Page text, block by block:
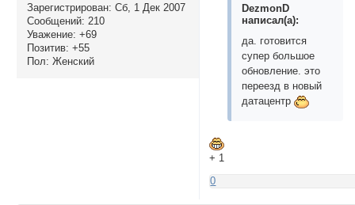
Зарегистрирован: Сб, 1 Дек 2007
Сообщений: 210
Уважение: +69
Позитив: +55
Пол: Женский
DezmonD
написал(а):
да. готовится
супер большое
обновление. это
переезд в новый
датацентр
+ 1
0